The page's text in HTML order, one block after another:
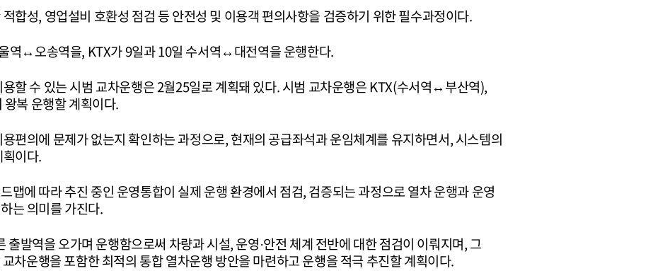
합성, 영업설비 호환성 점검 등 안전성 및 이용객 편의사항을 검증하기 위한 필수과정이다.
역↔오송역을, KTX가 9일과 10일 수서역↔대전역을 운행한다.
할 수 있는 시범 교차운행은 2월25일로 계획돼 있다. 시범 교차운행은 KTX(수서역↔부산역),
복 운행할 계획이다.
편의에 문제가 없는지 확인하는 과정으로, 현재의 공급좌석과 운임체계를 유지하면서, 시스템의
이다.
맵에 따라 추진 중인 운영통합이 실제 운행 환경에서 점검, 검증되는 과정으로 열차 운행과 운영
는 의미를 가진다.
출발역을 오가며 운행함으로써 차량과 시설, 운영·안전 체계 전반에 대한 점검이 이뤄지며, 그
차운행을 포함한 최적의 통합 열차운행 방안을 마련하고 운행을 적극 추진할 계획이다.